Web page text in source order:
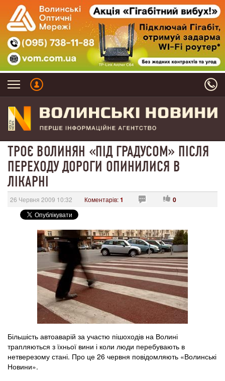
ТРОЄ ВОЛИНЯН «ПІД ГРАДУСОМ» ПІСЛЯ
ПЕРЕХОДУ ДОРОГИ ОПИНИЛИСЯ В
ЛІКАРНІ
26 Червня 2009 10:32 Коментарів:1 0
Більшість автоаварій за участю пішоходів на Волині
трапляються з їхньої вини і коли люди перебувають в
нетверезому стані. Про це 26 червня повідомляють «Волинські
Новини».